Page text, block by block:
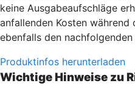
keine Ausgabeaufschläge
anfallenden Kosten während
ebenfalls den
Produktinfos herunterladen
Wichtige Hinweise zu